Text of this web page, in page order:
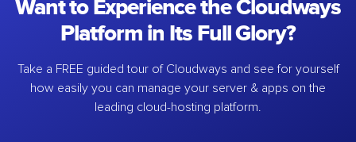
Want to Experience the Cloudways
Platform in Its Full Glory?
Take a FREE guided tour of Cloudways and see for yourself
how easily you can manage your server & apps on the
leading cloud-hosting platform.